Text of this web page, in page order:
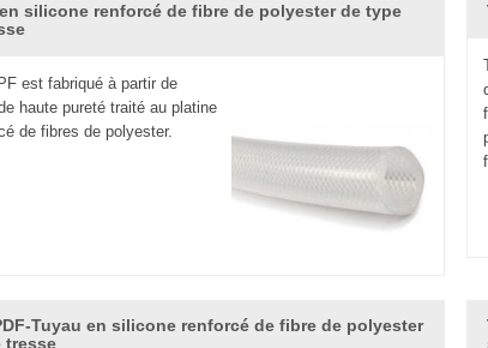
comestible fiable de tuyau de silicone. Divers
sont plus solides, plus résistants et plus flexibles
des produits en silicone. CJan s'engage à fournir des
de prix, de temps de production efficace et
silicone renforcé de fibre de polyester de type
est fabriqué à partir de
haute pureté traité au platine
de fibres de polyester.
Tuyau en silicone renforcé de fibre de polyester
tresse